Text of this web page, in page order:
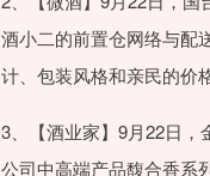
酒小二的前置仓网络与配
计、包装风格和亲民的价
3、【酒业家】9月22日，
公司中高端产品馥合香系